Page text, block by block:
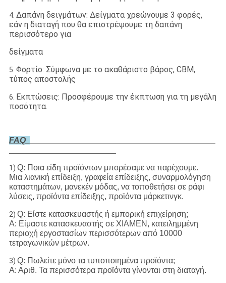
4. Δαπάνη δειγμάτων: Δείγματα χρεώνουμε 3 φορές,
εάν η διαταγή που θα επιστρέψουμε τη δαπάνη
περισσότερο για
δείγματα
5. Φορτίο: Σύμφωνα με το ακαθάριστο βάρος, CBM,
τύπος αποστολής
6. Εκπτώσεις: Προσφέρουμε την έκπτωση για τη μεγάλη
ποσότητα.
FAQ
1) Q: Ποια είδη προϊόντων μπορέσαμε να παρέχουμε.
Μια λιανική επίδειξη, γραφεία επίδειξης, συναρμολόγηση
καταστημάτων, μανεκέν μόδας, να τοποθετήσει σε ράφι
λύσεις, προϊόντα επίδειξης, προϊόντα μάρκετινγκ.
2) Q: Είστε κατασκευαστής ή εμπορική επιχείρηση;
Α: Είμαστε κατασκευαστής σε XIAMEN, κατειλημμένη
περιοχή εργοστασίων περισσότερων από 10000
τετραγωνικών μέτρων.
3) Q: Πωλείτε μόνο τα τυποποιημένα προϊόντα;
Α: Αριθ. Τα περισσότερα προϊόντα γίνονται στη διαταγή.